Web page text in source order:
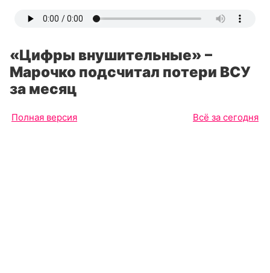
«Цифры внушительные» –
Марочко подсчитал потери ВСУ
за месяц
Полная версия Всё за сегодня